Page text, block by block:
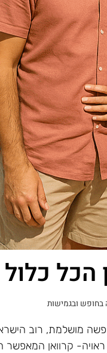
הכל
בחופש ובגמישות
מושלמת, רוב
קרוואן